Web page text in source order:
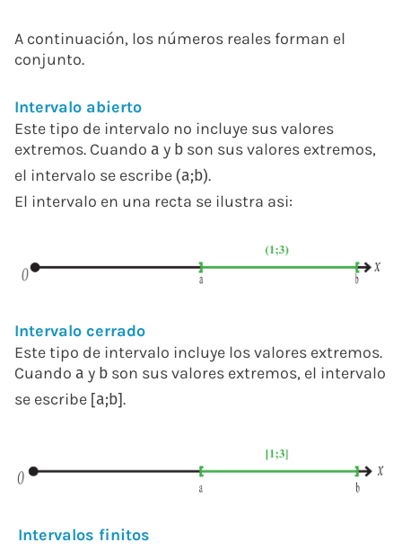
A continuación, los números reales forman el
conjunto.
Intervalo abierto
Este tipo de intervalo no incluye sus valores
extremos. Cuando a y b son sus valores extremos,
el intervalo se escribe (a;b).
El intervalo en una recta se ilustra asi:
Intervalo cerrado
Este tipo de intervalo incluye los valores extremos.
Cuando a y b son sus valores extremos, el intervalo
se escribe [a;b].
Intervalos finitos